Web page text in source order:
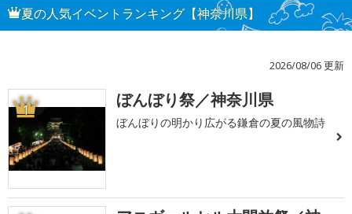
夏の人気イベントランキング【神奈川県】
2026/08/06 更新
1 ぼんぼり祭／神奈川県
ぼんぼりの明かり広がる鎌倉の夏の風物詩